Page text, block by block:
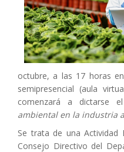
octubre, a las 17 horas
semipresencial (aula
comenzará a dictarse
ambiental en la industria
Se trata de una Actividad
Consejo Directivo del